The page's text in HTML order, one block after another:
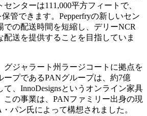
ンターは111,000平方フィートで、
管できます。Pepperfryの新しいセン
での配送時間を短縮し、デリーNCR
配送を提供することを目指していま
グジャラート州ラージコートに拠点を
ープであるPANグループは、約7億
て、InnoDesignsというオンライン家具
この事業は、PANファミリー出身の現
パン氏によって構想されました。